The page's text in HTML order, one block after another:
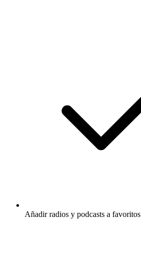
Añadir radios y podcasts a favoritos